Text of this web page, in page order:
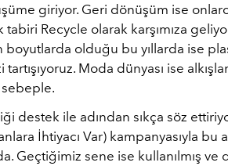
giriyor. Geri dönüşüm ise
tabiri Recycle olarak karşımıza
boyutlarda olduğu bu yıllarda ise
Moda dünyası ise
sebeple.
destek ile adından sıkça söz
İhtiyacı Var) kampanyasıyla bu
Geçtiğimiz sene ise kullanılmış ve